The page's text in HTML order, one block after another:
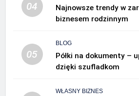
04
Najnowsze trendy w
biznesem rodzinnym
05
BLOG
Półki na dokumenty –
dzięki szufladkom
WŁASNY BIZNES